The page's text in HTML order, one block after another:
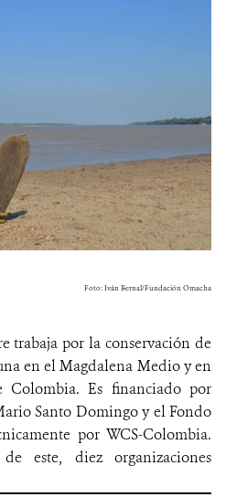
Foto: Iván Bernal/Fundación Omacha
trabaja por la conservación de
en el Magdalena Medio y en
Colombia. Es financiado por
Santo Domingo y el Fondo
por WCS-Colombia.
este, diez organizaciones